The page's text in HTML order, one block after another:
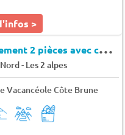
>
A
ppartement 2 pièces avec coin nuit 6 personnes
- Les 2 alpes
Vacancéole Côte Brune